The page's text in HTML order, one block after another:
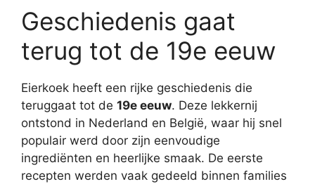
Geschiedenis gaat
terug tot de 19e eeuw
Eierkoek heeft een rijke geschiedenis die
teruggaat tot de 19e eeuw. Deze lekkernij
ontstond in Nederland en België, waar hij snel
populair werd door zijn eenvoudige
ingrediënten en heerlijke smaak. De eerste
recepten werden vaak gedeeld binnen families